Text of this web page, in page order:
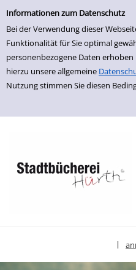
Einfache Suche
Informationen zum Datenschutz
Bei der Verwendung dieser
Funktionalität für Sie optimal
personenbezogene Daten
hierzu unsere allgemeine
Nutzung stimmen Sie diesen
zur Navigation springen
zum Inhalt springen
Zur Detailanzeige springen